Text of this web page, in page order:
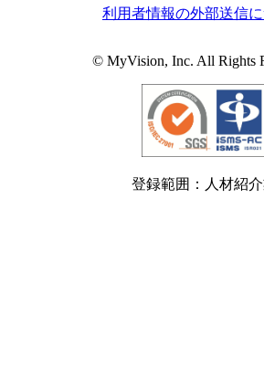
利用者情報の外部送信
© MyVision, Inc. All Rights
登録範囲：人材紹